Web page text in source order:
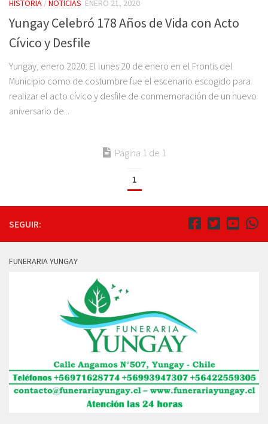
HISTORIA /NOTICIAS ENERO 21, 2020
Yungay Celebró 178 Años de Vida con Acto
Cívico y Desfile
Yungay, enero 2020: El lunes 20 de enero en el Frontis del
Municipio como de costumbre fue el escenario escogido para
realizar el acto cívico y desfile de conmemoración de un nuevo
aniversario de...
Página 1 de 1
1
SEGUIR:
FUNERARIA YUNGAY